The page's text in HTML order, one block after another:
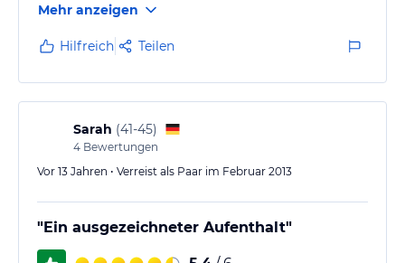
Zimmer besteht aus Schlafraum mit TV und
Kaffeebar, und einem kleinem Nebenraum in dem ein
Sofa steht (allerdings ohne TV). Das Bad ist sehr
modern und großzügig eingerichtet, allerdings roch
es aus dem Abfluss in der Dusche etwas streng. Der
Balkon geht zum Hinterhof…
Mehr anzeigen
Hilfreich Teilen
Sarah (41-45)
4 Bewertungen
Vor 13 Jahren • Verreist als Paar im Februar 2013
"Ein ausgezeichneter Aufenthalt"